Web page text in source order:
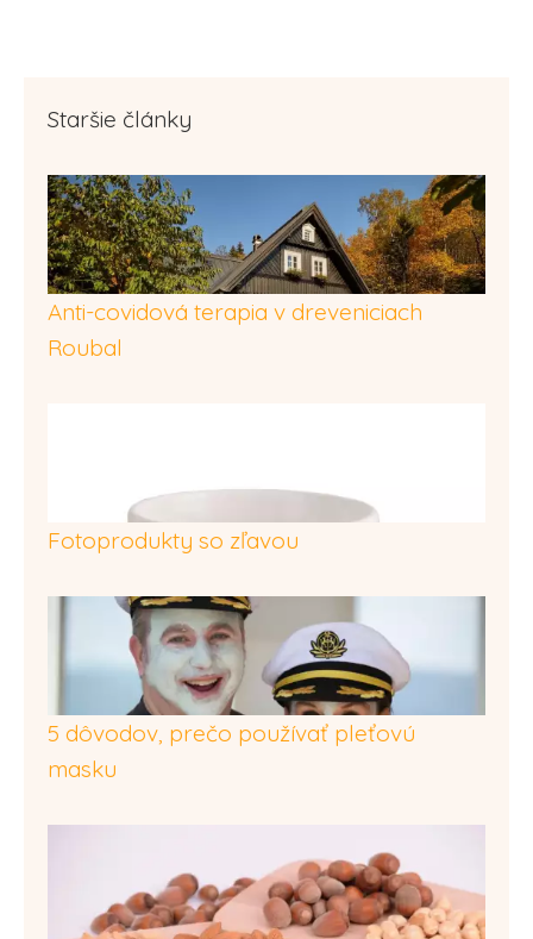
Staršie články
Anti-covidová terapia v dreveniciach
Roubal
Fotoprodukty so zľavou
5 dôvodov, prečo používať pleťovú
masku